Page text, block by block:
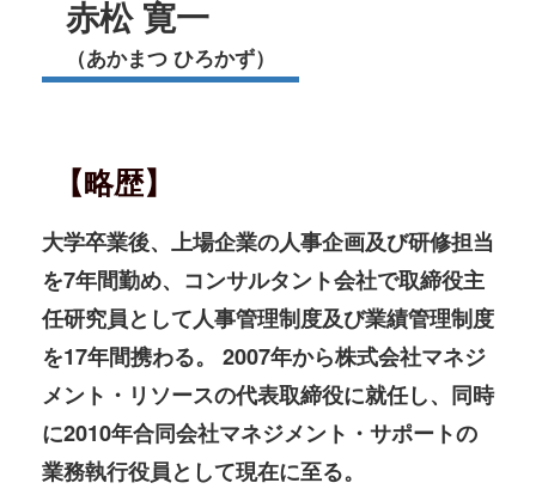
赤松 寛一
（あかまつ ひろかず）
【略歴】
大学卒業後、上場企業の人事企画及び研修担当
を7年間勤め、コンサルタント会社で取締役主
任研究員として人事管理制度及び業績管理制度
を17年間携わる。 2007年から株式会社マネジ
メント・リソースの代表取締役に就任し、同時
に2010年合同会社マネジメント・サポートの
業務執行役員として現在に至る。